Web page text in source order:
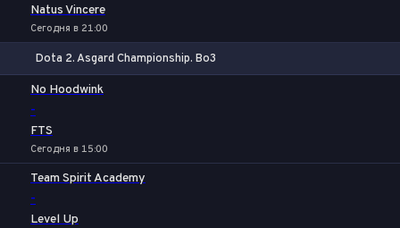
Natus Vincere
Сегодня в 21:00
Dota 2. Asgard Championship. Bo3
No Hoodwink
-
FTS
Сегодня в 15:00
Team Spirit Academy
-
Level Up